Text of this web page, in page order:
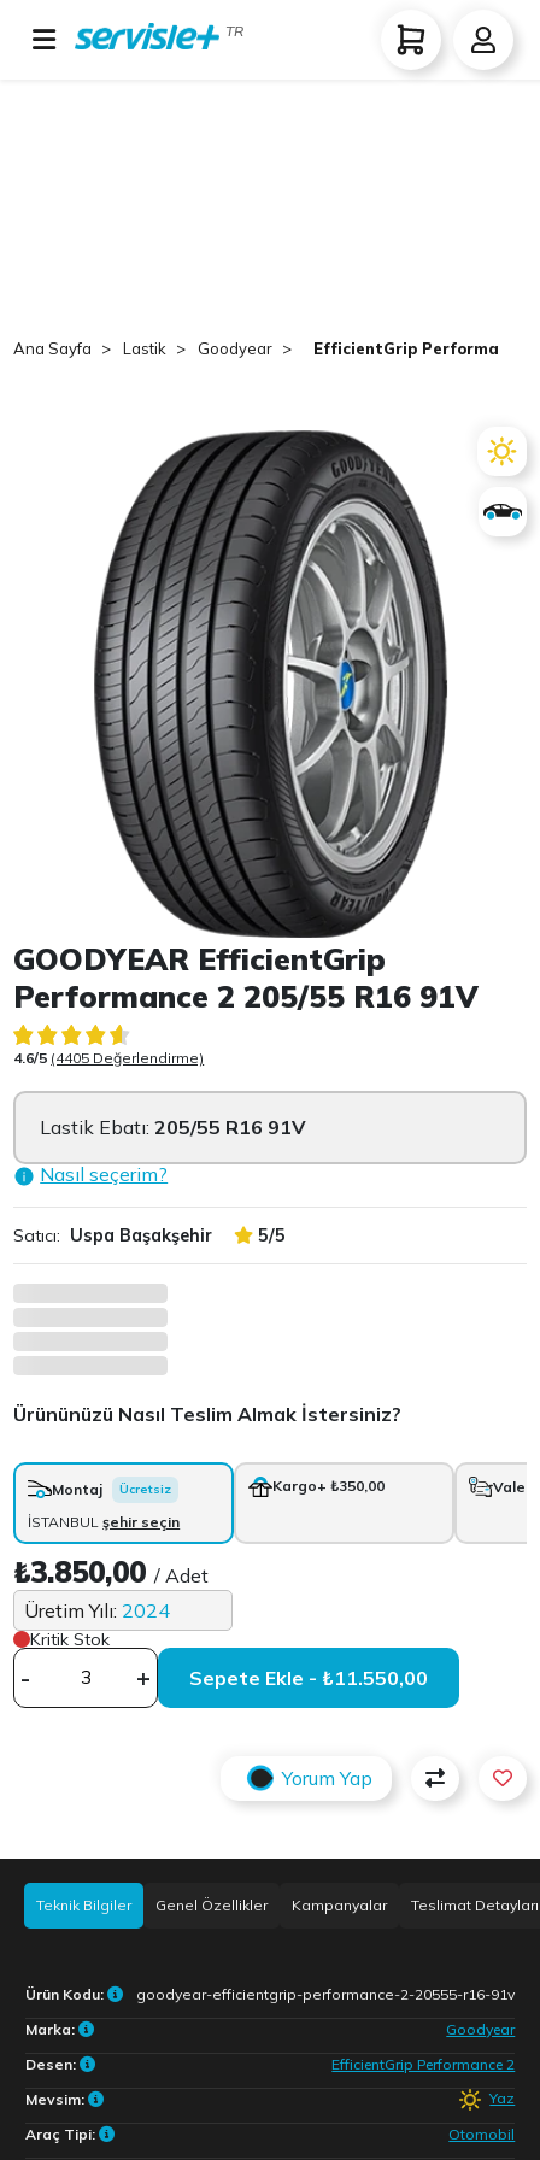
TR
Ana Sayfa Lastik Goodyear EfficientGrip Performance
Item 1 of 1
GOODYEAR EfficientGrip
Performance 2 205/55 R16 91V
4.6/5 (4405 Değerlendirme)
Lastik Ebatı:205/55 R16 91V
Nasıl seçerim?
Satıcı: Uspa Başakşehir 5/5
Ürününüzü Nasıl Teslim Almak İstersiniz?
Montaj Ücretsiz
İSTANBULşehir seçin
Kargo+ ₺350,00 Vale
₺3.850,00/ Adet
Üretim Yılı: 2024
Kritik Stok
- + Sepete Ekle - ₺11.550,00
Yorum Yap
Teknik Bilgiler Genel Özellikler Kampanyalar Teslimat Detayları
Ürün Kodu:
goodyear-efficientgrip-performance-2-20555-r16-91v
Marka:
Goodyear
Desen:
EfficientGrip Performance 2
Mevsim:
Yaz
Araç Tipi:
Otomobil